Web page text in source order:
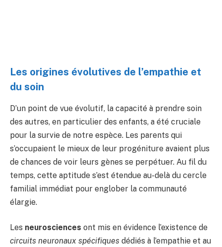
Les origines évolutives de l’empathie et
du soin
D’un point de vue évolutif, la capacité à prendre soin
des autres, en particulier des enfants, a été cruciale
pour la survie de notre espèce. Les parents qui
s’occupaient le mieux de leur progéniture avaient plus
de chances de voir leurs gènes se perpétuer. Au fil du
temps, cette aptitude s’est étendue au-delà du cercle
familial immédiat pour englober la communauté
élargie.
Les neurosciences ont mis en évidence l’existence de
circuits neuronaux spécifiques dédiés à l’empathie et au